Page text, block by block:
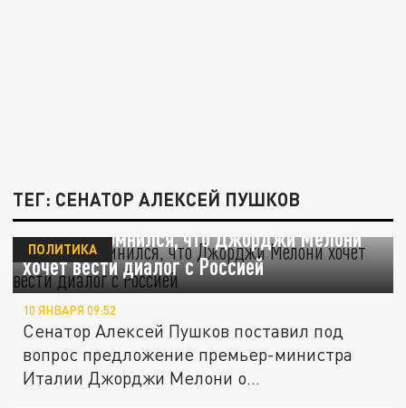
ТЕГ: СЕНАТОР АЛЕКСЕЙ ПУШКОВ
Пушков усомнился, что Джорджи Мелони
хочет вести диалог с Россией
ПОЛИТИКА
10 ЯНВАРЯ 09:52
Сенатор Алексей Пушков поставил под
вопрос предложение премьер-министра
Италии Джорджи Мелони о